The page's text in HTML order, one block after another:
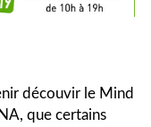
découvir le Mind
que certains